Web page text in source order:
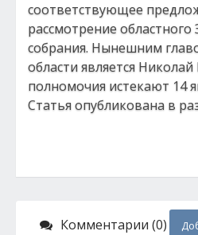
соответствующее
рассмотрение
собрания. Нынешним
области является
полномочия истекают 14
Статья опубликована в
Комментарии (0)